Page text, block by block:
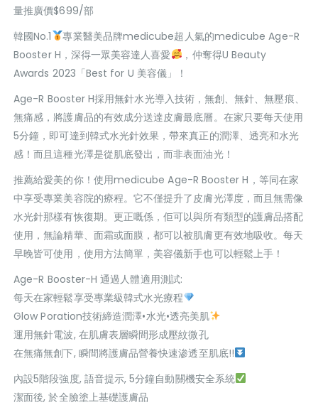
量推廣價$699/部
韓國No.1
專業醫美品牌medicube超人氣的medicube Age-R
Booster H，深得一眾美容達人喜愛
，仲奪得U Beauty
Awards 2023「Best for U 美容儀」！
Age-R Booster H採用無針水光導入技術，無創、無針、無壓痕、
無痛感，將護膚品的有效成分送達皮膚最底層。在家只要每天使用
5分鐘，即可達到韓式水光針效果，帶來真正的潤澤、透亮和水光
感！而且這種光澤是從肌底發出，而非表面油光！
推薦給愛美的你！使用medicube Age-R Booster H，等同在家
中享受專業美容院的療程。它不僅提升了皮膚光澤度，而且無需像
水光針那樣有恢復期。更正嘅係，佢可以與所有類型的護膚品搭配
使用，無論精華、面霜或面膜，都可以被肌膚更有效地吸收。每天
早晚皆可使用，使用方法簡單，美容儀新手也可以輕鬆上手！
Age-R Booster-H 通過人體適用測試:
每天在家輕鬆享受專業級韓式水光療程
Glow Poration技術締造潤澤•水光•透亮美肌
運用無針電波, 在肌膚表層瞬間形成壓紋微孔
在無痛無創下, 瞬間將護膚品營養快速渗透至肌底!!
內設5階段強度, 語音提示, 5分鐘自動關機安全系統
潔面後, 於全臉塗上基礎護膚品